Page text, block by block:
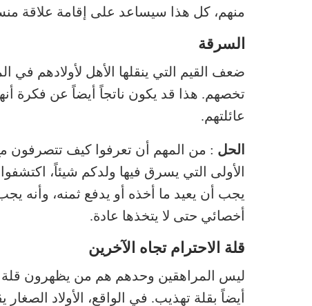
منهم، كل هذا سيساعد على إقامة علاقة
السرقة
ضعف القيم التي ينقلها الأهل لأولادهم في
تخصهم. هذا قد يكون ناتجاً أيضاً عن فكرة
عائلتهم.
الحل : من المهم أن تعرفوا كيف تتصرفون
الأولى التي يسرق فيها ولدكم شيئاً،
يجب أن يعيد ما أخذه أو يدفع ثمنه، وأنه
أخصائي حتى لا يتخذها عادة.
قلة الاحترام تجاه الآخرين
ليس المراهقين وحدهم هم من يظهرون قلة
أيضاً بقلة تهذيب. في الواقع، الأولاد